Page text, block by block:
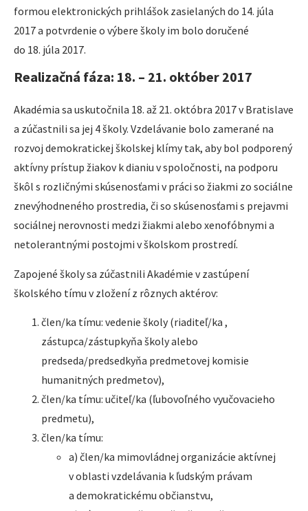
formou elektronických prihlášok zasielaných do 14. júla
2017 a potvrdenie o výbere školy im bolo doručené
do 18. júla 2017.
Realizačná fáza: 18. – 21. október 2017
Akadémia sa uskutočnila 18. až 21. októbra 2017 v Bratislave
a zúčastnili sa jej 4 školy. Vzdelávanie bolo zamerané na
rozvoj demokratickej školskej klímy tak, aby bol podporený
aktívny prístup žiakov k dianiu v spoločnosti, na podporu
škôl s rozličnými skúsenosťami v práci so žiakmi zo sociálne
znevýhodneného prostredia, či so skúsenosťami s prejavmi
sociálnej nerovnosti medzi žiakmi alebo xenofóbnymi a
netolerantnými postojmi v školskom prostredí.
Zapojené školy sa zúčastnili Akadémie v zastúpení
školského tímu v zložení z rôznych aktérov:
člen/ka tímu: vedenie školy (riaditeľ/ka ,
zástupca/zástupkyňa školy alebo
predseda/predsedkyňa predmetovej komisie
humanitných predmetov),
člen/ka tímu: učiteľ/ka (ľubovoľného vyučovacieho
predmetu),
člen/ka tímu:
a) člen/ka mimovládnej organizácie aktívnej
v oblasti vzdelávania k ľudským právam
a demokratickému občianstvu,